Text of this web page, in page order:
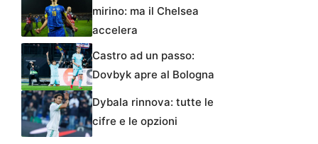
mirino: ma il Chelsea
accelera
Castro ad un passo:
Dovbyk apre al Bologna
Dybala rinnova: tutte le
cifre e le opzioni